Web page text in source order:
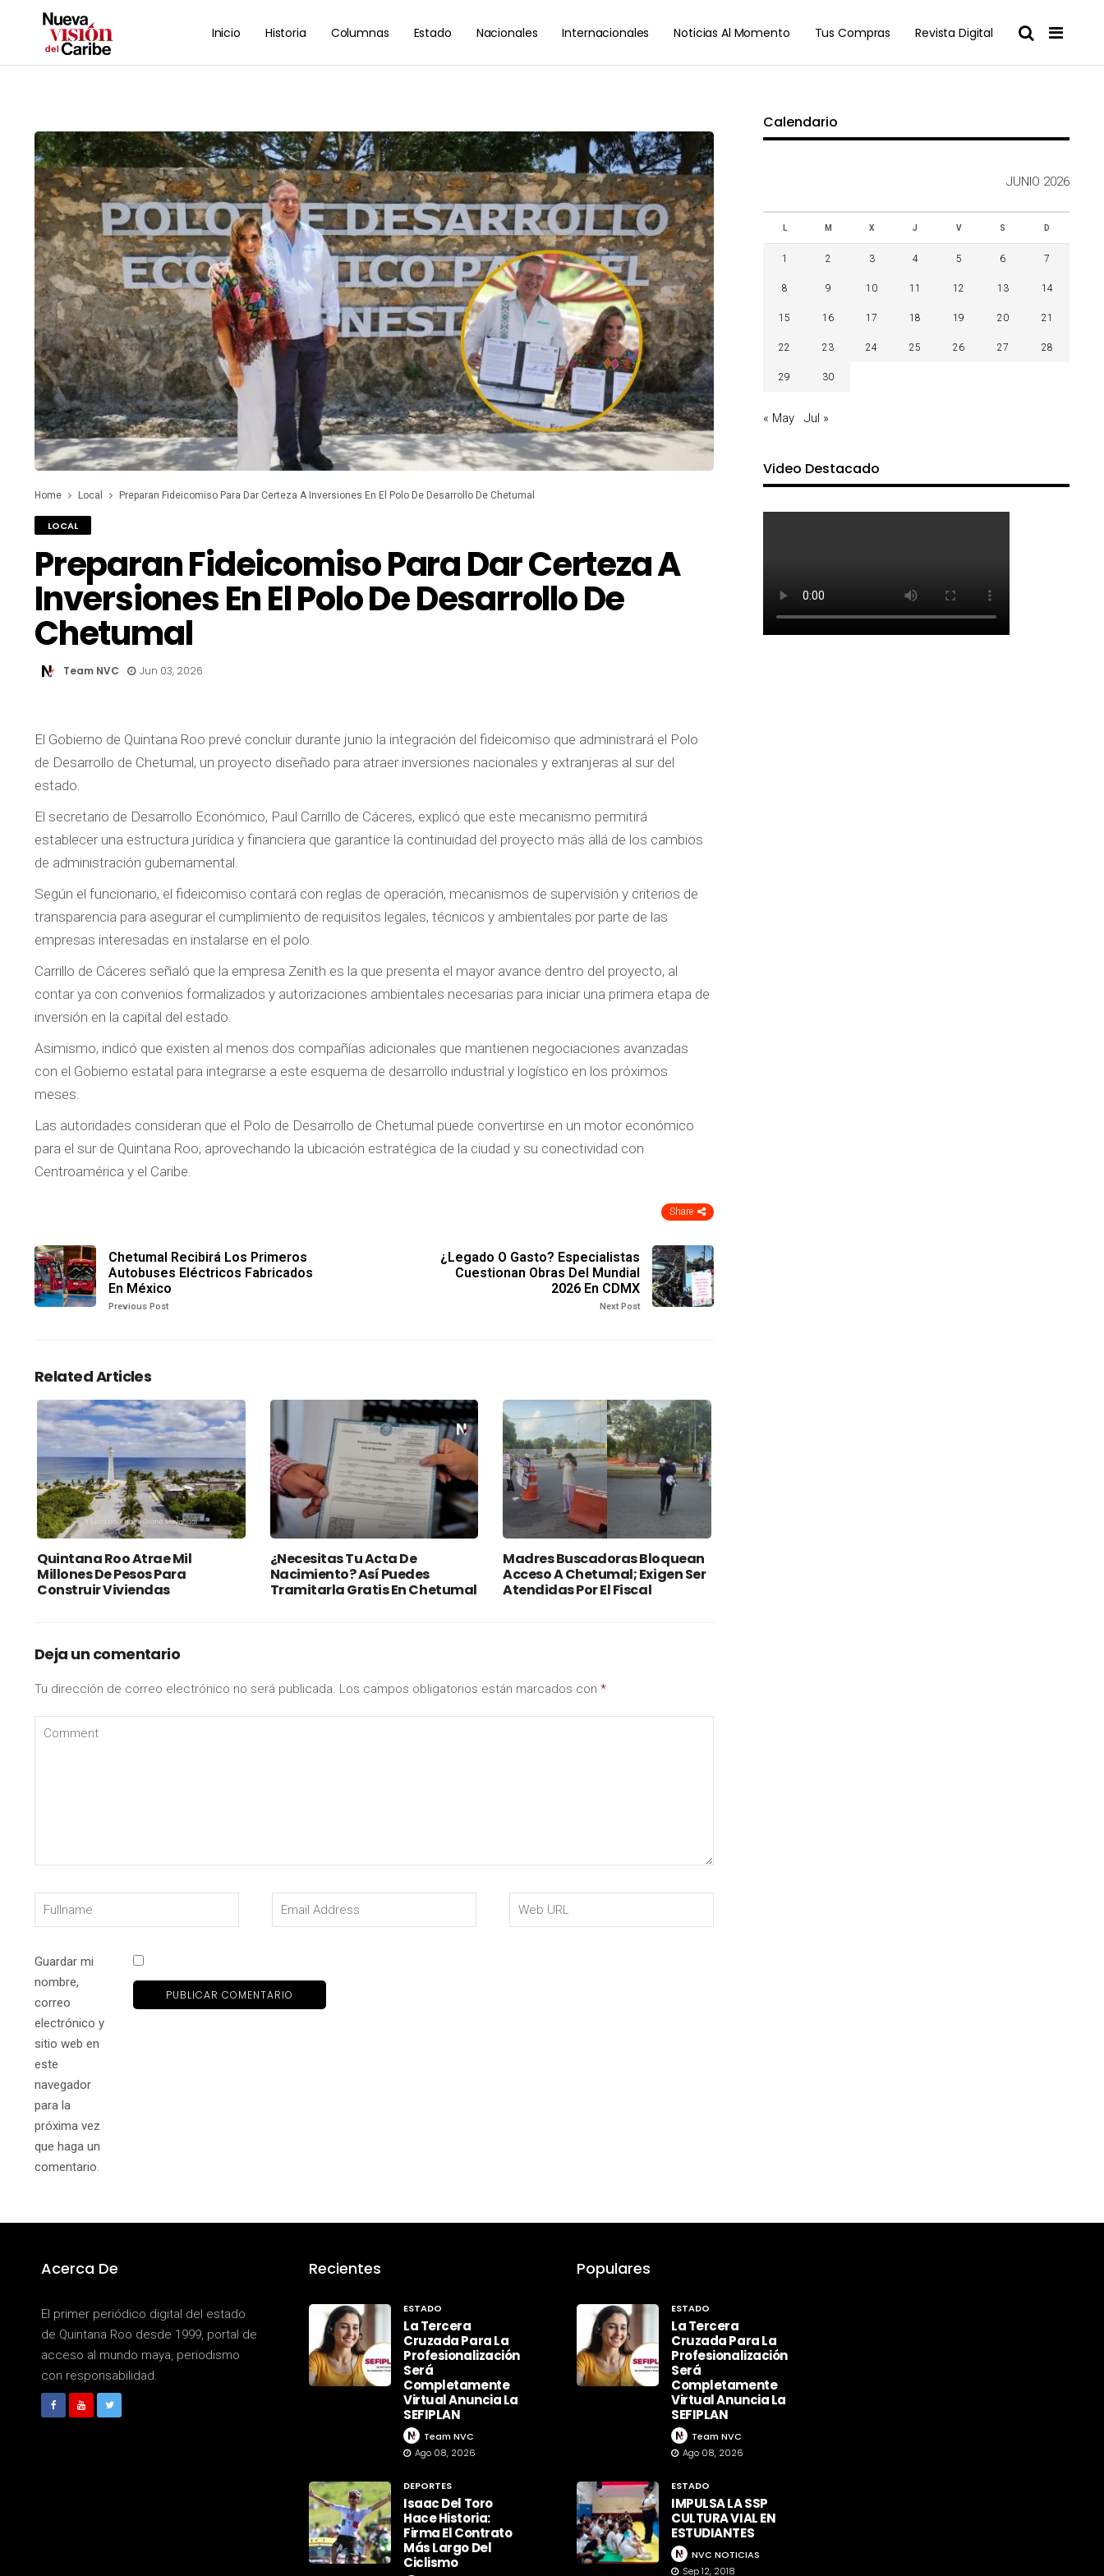
Inicio Historia Columnas Estado Nacionales Internacionales Noticias Al Momento Tus Compras Revista Digital
Home Local Preparan Fideicomiso Para Dar Certeza A Inversiones En El Polo De Desarrollo De Chetumal
LOCAL
Preparan Fideicomiso Para Dar Certeza A
Inversiones En El Polo De Desarrollo De
Chetumal
Team NVC Jun 03, 2026
El Gobierno de Quintana Roo prevé concluir durante junio la integración del fideicomiso que administrará el Polo
de Desarrollo de Chetumal, un proyecto diseñado para atraer inversiones nacionales y extranjeras al sur del
estado.
El secretario de Desarrollo Económico, Paul Carrillo de Cáceres, explicó que este mecanismo permitirá
establecer una estructura jurídica y financiera que garantice la continuidad del proyecto más allá de los cambios
de administración gubernamental.
Según el funcionario, el fideicomiso contará con reglas de operación, mecanismos de supervisión y criterios de
transparencia para asegurar el cumplimiento de requisitos legales, técnicos y ambientales por parte de las
empresas interesadas en instalarse en el polo.
Carrillo de Cáceres señaló que la empresa Zenith es la que presenta el mayor avance dentro del proyecto, al
contar ya con convenios formalizados y autorizaciones ambientales necesarias para iniciar una primera etapa de
inversión en la capital del estado.
Asimismo, indicó que existen al menos dos compañías adicionales que mantienen negociaciones avanzadas
con el Gobierno estatal para integrarse a este esquema de desarrollo industrial y logístico en los próximos
meses.
Las autoridades consideran que el Polo de Desarrollo de Chetumal puede convertirse en un motor económico
para el sur de Quintana Roo, aprovechando la ubicación estratégica de la ciudad y su conectividad con
Centroamérica y el Caribe.
Share
Chetumal Recibirá Los Primeros
Autobuses Eléctricos Fabricados
En México
Previous Post
¿Legado O Gasto? Especialistas
Cuestionan Obras Del Mundial
2026 En CDMX
Next Post
Related Articles
Quintana Roo Atrae Mil
Millones De Pesos Para
Construir Viviendas
¿Necesitas Tu Acta De
Nacimiento? Así Puedes
Tramitarla Gratis En Chetumal
Madres Buscadoras Bloquean
Acceso A Chetumal; Exigen Ser
Atendidas Por El Fiscal
Deja un comentario
Tu dirección de correo electrónico no será publicada. Los campos obligatorios están marcados con *
Guardar mi
nombre,
correo
electrónico y
sitio web en
este
navegador
para la
próxima vez
que haga un
comentario.
Calendario
JUNIO 2026
L M X J V S D
1 2 3 4 5 6 7
8 9 10 11 12 13 14
15 16 17 18 19 20 21
22 23 24 25 26 27 28
29 30
« May Jul »
Video Destacado
Acerca De
El primer periódico digital del estado
de Quintana Roo desde 1999, portal de
acceso al mundo maya, periodismo
con responsabilidad.
Recientes
ESTADO
La Tercera
Cruzada Para La
Profesionalización
Será
Completamente
Virtual Anuncia La
SEFIPLAN
Team NVC
Ago 08, 2026
DEPORTES
Isaac Del Toro
Hace Historia:
Firma El Contrato
Más Largo Del
Ciclismo
Populares
ESTADO
La Tercera
Cruzada Para La
Profesionalización
Será
Completamente
Virtual Anuncia La
SEFIPLAN
Team NVC
Ago 08, 2026
ESTADO
IMPULSA LA SSP
CULTURA VIAL EN
ESTUDIANTES
NVC NOTICIAS
Sep 12, 2018